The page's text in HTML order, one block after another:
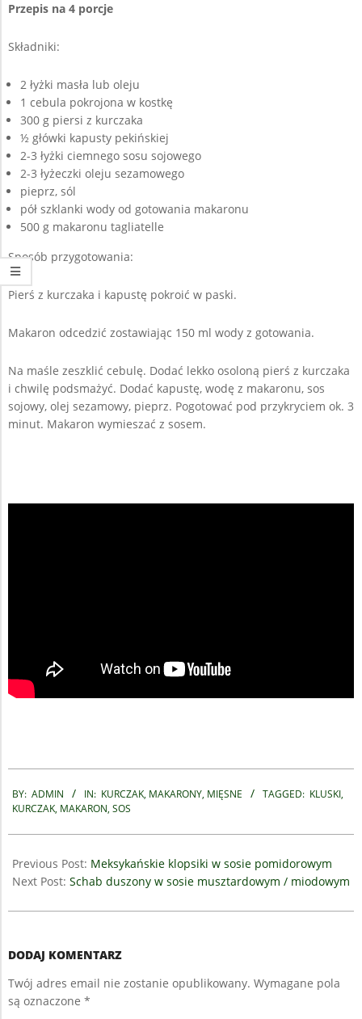
Przepis na 4 porcje
Składniki:
2 łyżki masła lub oleju
1 cebula pokrojona w kostkę
300 g piersi z kurczaka
½ główki kapusty pekińskiej
2-3 łyżki ciemnego sosu sojowego
2-3 łyżeczki oleju sezamowego
pieprz, sól
pół szklanki wody od gotowania makaronu
500 g makaronu tagliatelle
Sposób przygotowania:
Pierś z kurczaka i kapustę pokroić w paski.
Makaron odcedzić zostawiając 150 ml wody z gotowania.
Na maśle zeszklić cebulę. Dodać lekko osoloną pierś z kurczaka
i chwilę podsmażyć. Dodać kapustę, wodę z makaronu, sos
sojowy, olej sezamowy, pieprz. Pogotować pod przykryciem ok. 3
minut. Makaron wymieszać z sosem.
09-
05
BY: ADMIN IN: KURCZAK, MAKARONY, MIĘSNE TAGGED: KLUSKI,
KURCZAK, MAKARON, SOS
Previous Post: Meksykańskie klopsiki w sosie pomidorowym
Next Post: Schab duszony w sosie musztardowym / miodowym
DODAJ KOMENTARZ
Twój adres email nie zostanie opublikowany. Wymagane pola
są oznaczone *